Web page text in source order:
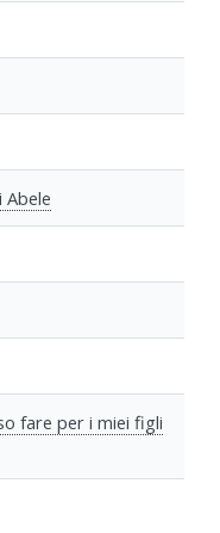
Abele
fare per i miei figli